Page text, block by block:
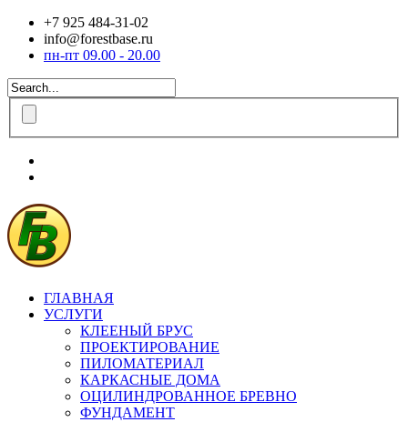
+7 925 484-31-02
info@forestbase.ru
пн-пт 09.00 - 20.00
ГЛАВНАЯ
УСЛУГИ
КЛЕЕНЫЙ БРУС
ПРОЕКТИРОВАНИЕ
ПИЛОМАТЕРИАЛ
КАРКАСНЫЕ ДОМА
ОЦИЛИНДРОВАННОЕ БРЕВНО
ФУНДАМЕНТ